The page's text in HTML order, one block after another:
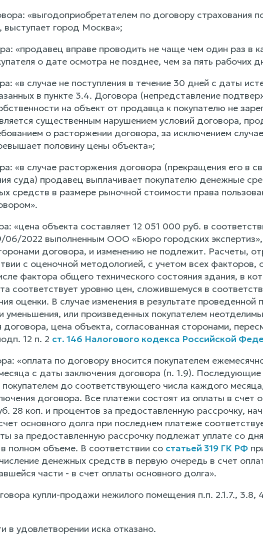
«выгодоприобретателем по договору страхования
выступает город Москва»;
«продавец вправе проводить не чаще чем один раз в
о дате осмотра не позднее, чем за пять рабочих
«в случае не поступления в течение 30 дней с даты
в пункте 3.4. Договора (непредставление
на объект от продавца к покупателю не
существенным нарушением условий договора,
о расторжении договора, за исключением
половину цены объекта»;
«в случае расторжения договора (прекращения его в
суда) продавец выплачивает покупателю денежные
средств в размере рыночной стоимости права
«цена объекта составляет 12 051 000 руб. в
2022 выполненным ООО «Бюро городских экспертиз»,
договора, и изменению не подлежит. Расчеты,
с оценочной методологией, с учетом всех
фактора общего технического состояния здания, в
соответствует уровню цен, сложившемуся в
оценки. В случае изменения в результате
уменьшения, или произведенных покупателем
договора, цена объекта, согласованная сторонами,
12 п. 2 ст. 146 Налогового кодекса Российской
«оплата по договору вносится покупателем
с даты заключения договора (п. 1.9).
до соответствующего числа каждого
договора. Все платежи состоят из оплаты в счет
28 коп. и процентов за предоставленную рассрочку,
основного долга при последнем платеже
за предоставленную рассрочку подлежат уплате со
полном объеме. В соответствии со статьей 319 ГК РФ
денежных средств в первую очередь в счет
части - в счет оплаты основного долга».
купли-продажи нежилого помещения п.п. 2.1.7., 3.8,
в удовлетворении иска отказано.